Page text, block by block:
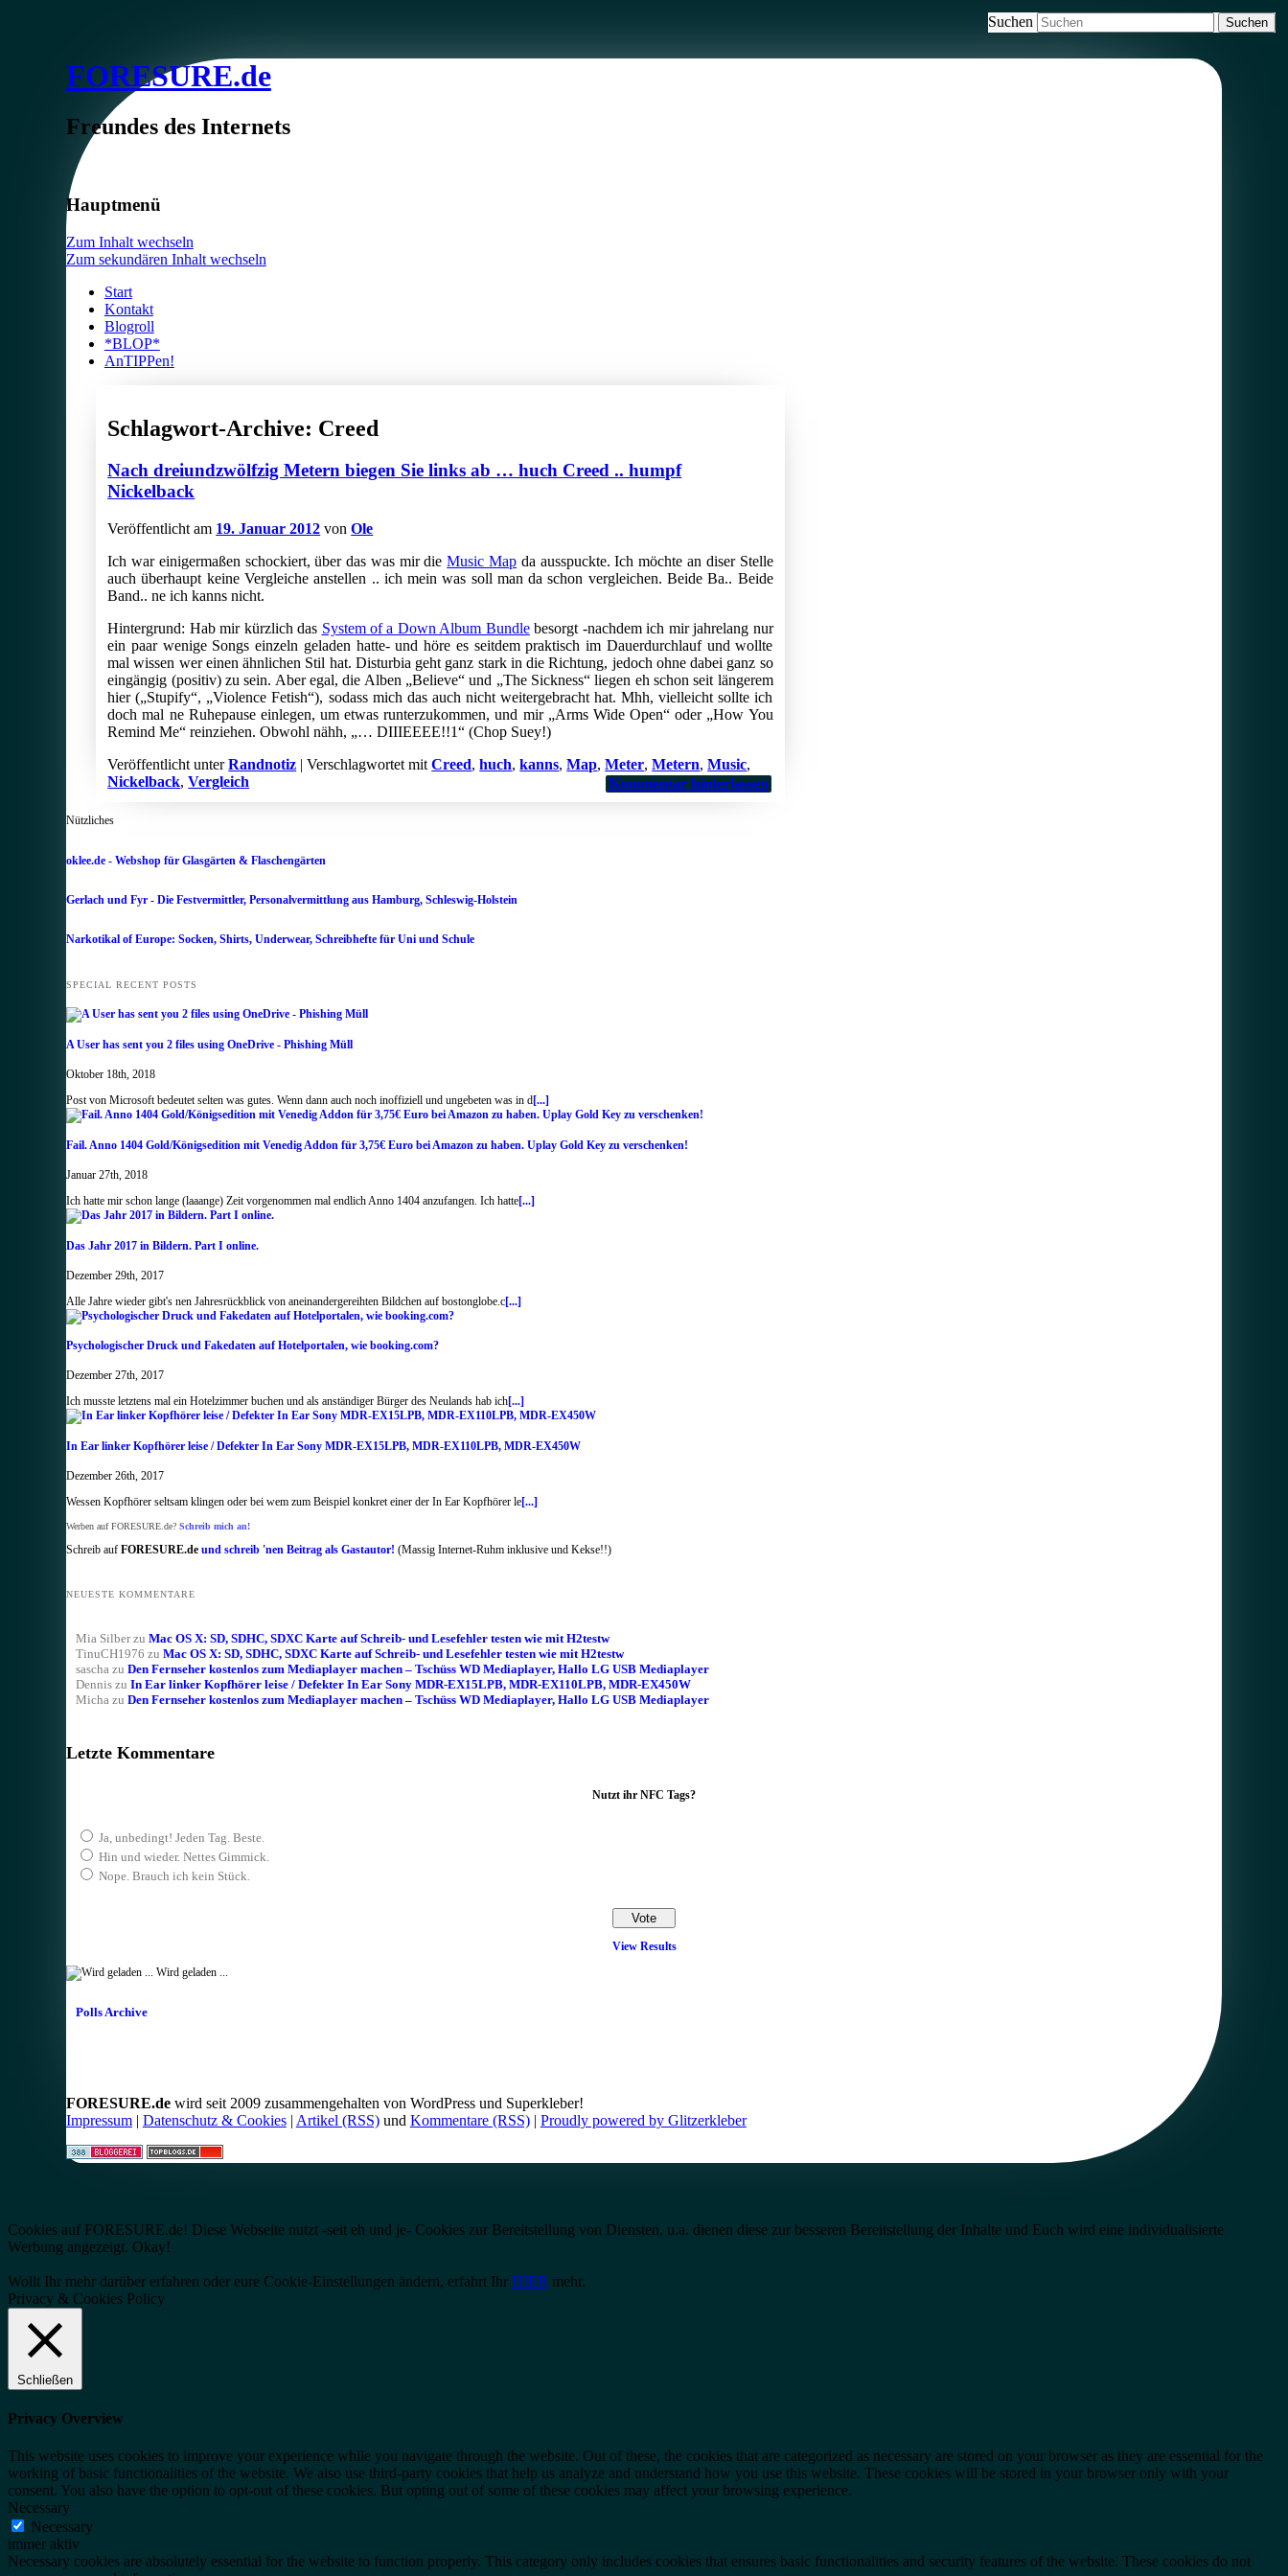
FORESURE.de
Freundes des Internets
Suchen
Hauptmenü
Zum Inhalt wechseln
Zum sekundären Inhalt wechseln
Start
Kontakt
Blogroll
*BLOP*
AnTIPPen!
Schlagwort-Archive: Creed
Nach dreiundzwölfzig Metern biegen Sie links ab … huch Creed .. humpf
Nickelback
Veröffentlicht am 19. Januar 2012 vonOle
Ich war einigermaßen schockiert, über das was mir dieMusic Map da ausspuckte. Ich möchte an diser Stelle
auch überhaupt keine Vergleiche anstellen .. ich mein was soll man da schon vergleichen. Beide Ba.. Beide
Band.. ne ich kanns nicht.
Hintergrund: Hab mir kürzlich das System of a Down Album Bundlebesorgt -nachdem ich mir jahrelang nur
ein paar wenige Songs einzeln geladen hatte- und höre es seitdem praktisch im Dauerdurchlauf und wollte
mal wissen wer einen ähnlichen Stil hat. Disturbia geht ganz stark in die Richtung, jedoch ohne dabei ganz so
eingängig (positiv) zu sein. Aber egal, die Alben „Believe“ und „The Sickness“ liegen eh schon seit längerem
hier („Stupify“, „Violence Fetish“), sodass mich das auch nicht weitergebracht hat. Mhh, vielleicht sollte ich
doch mal ne Ruhepause einlegen, um etwas runterzukommen, und mir „Arms Wide Open“ oder „How You
Remind Me“ reinziehen. Obwohl nähh, „… DIIIEEEE!!1“ (Chop Suey!)
Veröffentlicht unter Randnotiz |Verschlagwortet mit Creed,huch,kanns,Map,Meter,Metern,Music,
Nickelback,Vergleich Kommentar hinterlassen
Nützliches
oklee.de - Webshop für Glasgärten & Flaschengärten
Gerlach und Fyr - Die Festvermittler, Personalvermittlung aus Hamburg, Schleswig-Holstein
Narkotikal of Europe: Socken, Shirts, Underwear, Schreibhefte für Uni und Schule
SPECIAL RECENT POSTS
A User has sent you 2 files using OneDrive - Phishing Müll
Oktober 18th, 2018
Post von Microsoft bedeutet selten was gutes. Wenn dann auch noch inoffiziell und ungebeten was in d[...]
Fail. Anno 1404 Gold/Königsedition mit Venedig Addon für 3,75€ Euro bei Amazon zu haben. Uplay Gold Key zu verschenken!
Januar 27th, 2018
Ich hatte mir schon lange (laaange) Zeit vorgenommen mal endlich Anno 1404 anzufangen. Ich hatte[...]
Das Jahr 2017 in Bildern. Part I online.
Dezember 29th, 2017
Alle Jahre wieder gibt's nen Jahresrückblick von aneinandergereihten Bildchen auf bostonglobe.c[...]
Psychologischer Druck und Fakedaten auf Hotelportalen, wie booking.com?
Dezember 27th, 2017
Ich musste letztens mal ein Hotelzimmer buchen und als anständiger Bürger des Neulands hab ich[...]
In Ear linker Kopfhörer leise / Defekter In Ear Sony MDR-EX15LPB, MDR-EX110LPB, MDR-EX450W
Dezember 26th, 2017
Wessen Kopfhörer seltsam klingen oder bei wem zum Beispiel konkret einer der In Ear Kopfhörer le[...]
Werben auf FORESURE.de? Schreib mich an!
Schreib auf FORESURE.de und schreib 'nen Beitrag als Gastautor! (Massig Internet-Ruhm inklusive und Kekse!!)
NEUESTE KOMMENTARE
Mia Silberzu Mac OS X: SD, SDHC, SDXC Karte auf Schreib- und Lesefehler testen wie mit H2testw
TinuCH1976 zu Mac OS X: SD, SDHC, SDXC Karte auf Schreib- und Lesefehler testen wie mit H2testw
saschazu Den Fernseher kostenlos zum Mediaplayer machen – Tschüss WD Mediaplayer, Hallo LG USB Mediaplayer
Denniszu In Ear linker Kopfhörer leise / Defekter In Ear Sony MDR-EX15LPB, MDR-EX110LPB, MDR-EX450W
Michazu Den Fernseher kostenlos zum Mediaplayer machen – Tschüss WD Mediaplayer, Hallo LG USB Mediaplayer
Letzte Kommentare
Nutzt ihr NFC Tags?
Ja, unbedingt! Jeden Tag. Beste.
Hin und wieder. Nettes Gimmick.
Nope. Brauch ich kein Stück.
View Results
Wird geladen ...
Polls Archive
FORESURE.dewird seit 2009 zusammengehalten von WordPress und Superkleber!
Impressum| Datenschutz & Cookies| Artikel (RSS)und Kommentare (RSS)| Proudly powered by Glitzerkleber
Cookies auf FORESURE.de! Diese Webseite nutzt -seit eh und je- Cookies zur Bereitstellung von Diensten, u.a. dienen diese zur besseren Bereitstellung der Inhalte und Euch wird eine individualisierte
Werbung angezeigt. Okay!
Wollt Ihr mehr darüber erfahren oder eure Cookie-Einstellungen ändern, erfahrt Ihr HIER mehr.
Privacy & Cookies Policy
Schließen
Privacy Overview
This website uses cookies to improve your experience while you navigate through the website. Out of these, the cookies that are categorized as necessary are stored on your browser as they are essential for the
working of basic functionalities of the website. We also use third-party cookies that help us analyze and understand how you use this website. These cookies will be stored in your browser only with your
consent. You also have the option to opt-out of these cookies. But opting out of some of these cookies may affect your browsing experience.
Necessary
Necessary
immer aktiv
Necessary cookies are absolutely essential for the website to function properly. This category only includes cookies that ensures basic functionalities and security features of the website. These cookies do not